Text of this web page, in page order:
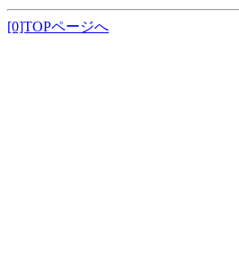
[0]TOPページへ